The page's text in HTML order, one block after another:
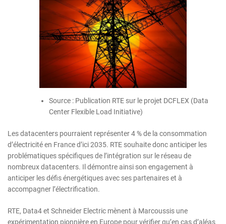
Source : Publication RTE sur le projet DCFLEX (Data
Center Flexible Load Initiative)
Les datacenters pourraient représenter 4 % de la consommation
d’électricité en France d’ici 2035. RTE souhaite donc anticiper les
problématiques spécifiques de l’intégration sur le réseau de
nombreux datacenters. Il démontre ainsi son engagement à
anticiper les défis énergétiques avec ses partenaires et à
accompagner l’électrification.
RTE, Data4 et Schneider Electric mènent à Marcoussis une
expérimentation pionnière en Europe pour vérifier qu’en cas d’aléas